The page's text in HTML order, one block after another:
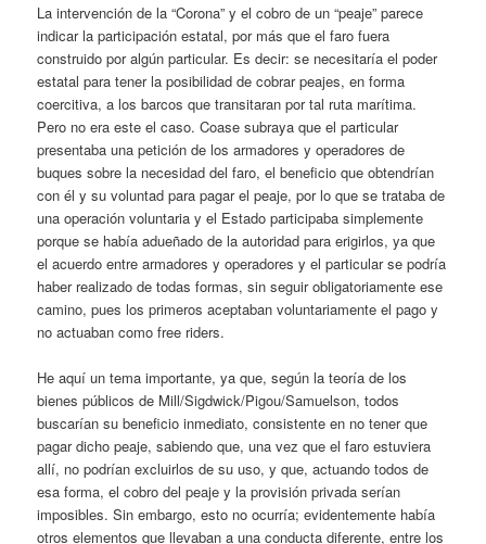
La intervención de la “Corona” y el cobro de un “peaje” parece
indicar la participación estatal, por más que el faro fuera
construido por algún particular. Es decir: se necesitaría el poder
estatal para tener la posibilidad de cobrar peajes, en forma
coercitiva, a los barcos que transitaran por tal ruta marítima.
Pero no era este el caso. Coase subraya que el particular
presentaba una petición de los armadores y operadores de
buques sobre la necesidad del faro, el beneficio que obtendrían
con él y su voluntad para pagar el peaje, por lo que se trataba de
una operación voluntaria y el Estado participaba simplemente
porque se había adueñado de la autoridad para erigirlos, ya que
el acuerdo entre armadores y operadores y el particular se podría
haber realizado de todas formas, sin seguir obligatoriamente ese
camino, pues los primeros aceptaban voluntariamente el pago y
no actuaban como free riders.
He aquí un tema importante, ya que, según la teoría de los
bienes públicos de Mill/Sigdwick/Pigou/Samuelson, todos
buscarían su beneficio inmediato, consistente en no tener que
pagar dicho peaje, sabiendo que, una vez que el faro estuviera
allí, no podrían excluirlos de su uso, y que, actuando todos de
esa forma, el cobro del peaje y la provisión privada serían
imposibles. Sin embargo, esto no ocurría; evidentemente había
otros elementos que llevaban a una conducta diferente, entre los